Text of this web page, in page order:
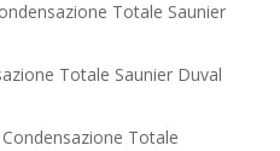
Totale Saunier
Totale Saunier Duval
Condensazione Totale